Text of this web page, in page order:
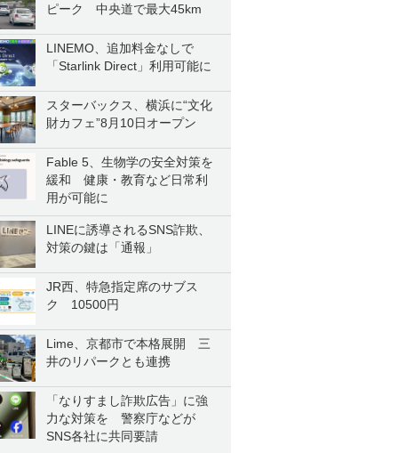
ピーク 中央道で最大45km
LINEMO、追加料金なしで
「Starlink Direct」利用可能に
スターバックス、横浜に“文化
財カフェ”8月10日オープン
Fable 5、生物学の安全対策を
緩和 健康・教育など日常利
用が可能に
LINEに誘導されるSNS詐欺、
対策の鍵は「通報」
JR西、特急指定席のサブス
ク 10500円
Lime、京都市で本格展開 三
井のリパークとも連携
「なりすまし詐欺広告」に強
力な対策を 警察庁などが
SNS各社に共同要請